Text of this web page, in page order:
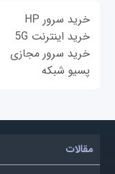
خرید سرور HP
خرید اینترنت 5G
خرید سرور مجازی
پسیو شبکه
مقالات